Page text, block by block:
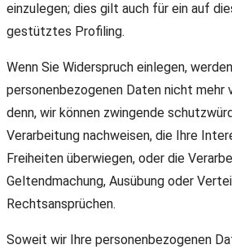
einzulegen; dies gilt auch für ein auf
gestütztes Profiling.
Wenn Sie Widerspruch einlegen,
personenbezogenen Daten nicht mehr
denn, wir können zwingende
Verarbeitung nachweisen, die Ihre
Freiheiten überwiegen, oder die
Geltendmachung, Ausübung oder
Rechtsansprüchen.
Soweit wir Ihre personenbezogenen